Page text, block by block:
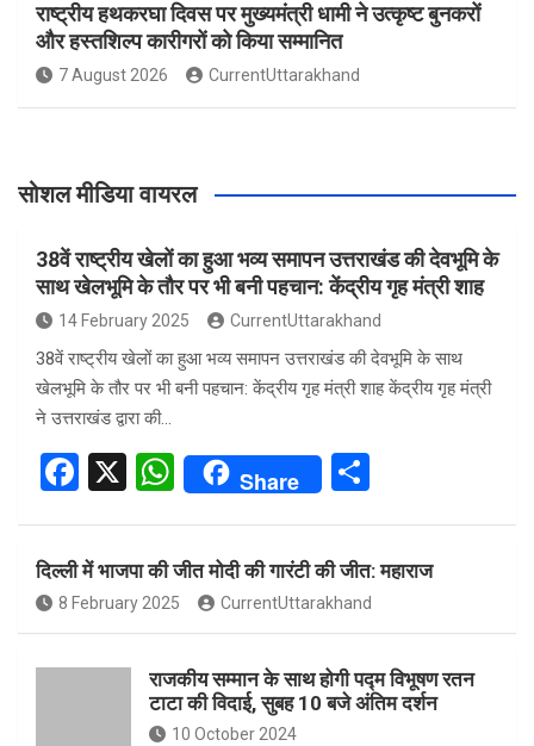
राष्ट्रीय हथकरघा दिवस पर मुख्यमंत्री धामी ने उत्कृष्ट बुनकरों
और हस्तशिल्प कारीगरों को किया सम्मानित
7 August 2026 CurrentUttarakhand
सोशल मीडिया वायरल
38वें राष्ट्रीय खेलों का हुआ भव्य समापन उत्तराखंड की देवभूमि के
साथ खेलभूमि के तौर पर भी बनी पहचान: केंद्रीय गृह मंत्री शाह
14 February 2025 CurrentUttarakhand
38वें राष्ट्रीय खेलों का हुआ भव्य समापन उत्तराखंड की देवभूमि के साथ
खेलभूमि के तौर पर भी बनी पहचान: केंद्रीय गृह मंत्री शाह केंद्रीय गृह मंत्री
ने उत्तराखंड द्वारा की…
F
ce
b
o
o
X
W
at
s
A
p
p
Share
e
दिल्ली में भाजपा की जीत मोदी की गारंटी की जीत: महाराज
8 February 2025 CurrentUttarakhand
राजकीय सम्मान के साथ होगी पद्म विभूषण रतन
टाटा की विदाई, सुबह 10 बजे अंतिम दर्शन
10 October 2024